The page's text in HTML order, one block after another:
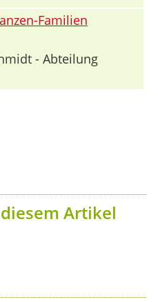
Familien
- Abteilung
Artikel